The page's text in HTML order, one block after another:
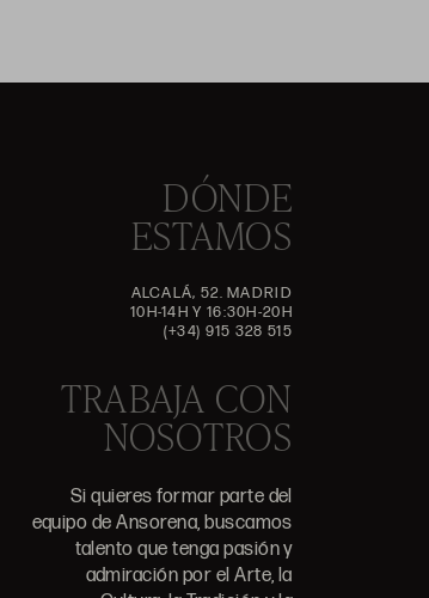
DÓNDE
ESTAMOS
ALCALÁ, 52. MADRID
10H-14H Y 16:30H-20H
(+34) 915 328 515
TRABAJA CON
NOSOTROS
Si quieres formar parte del
equipo de Ansorena, buscamos
talento que tenga pasión y
admiración por el Arte, la